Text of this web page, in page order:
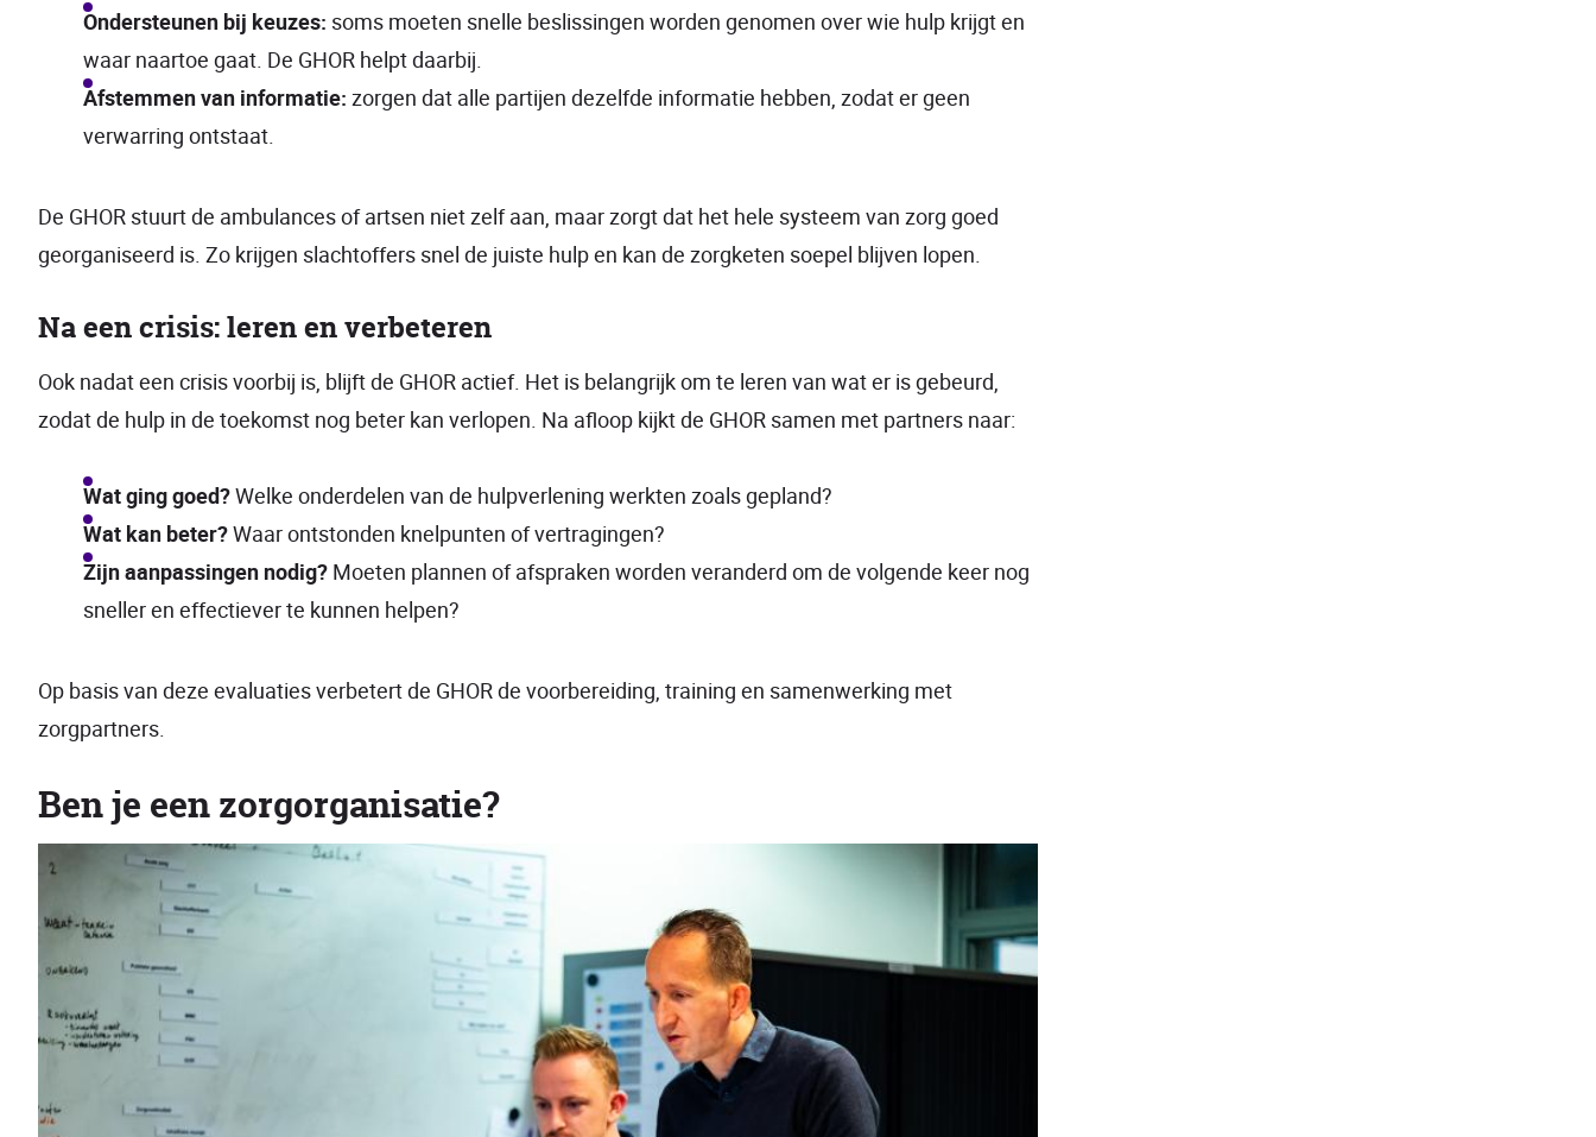
Ondersteunen bij keuzes: soms moeten snelle beslissingen worden genomen over wie hulp krijgt en
waar naartoe gaat. De GHOR helpt daarbij.
Afstemmen van informatie: zorgen dat alle partijen dezelfde informatie hebben, zodat er geen
verwarring ontstaat.
De GHOR stuurt de ambulances of artsen niet zelf aan, maar zorgt dat het hele systeem van zorg goed
georganiseerd is. Zo krijgen slachtoffers snel de juiste hulp en kan de zorgketen soepel blijven lopen.
Na een crisis: leren en verbeteren
Ook nadat een crisis voorbij is, blijft de GHOR actief. Het is belangrijk om te leren van wat er is gebeurd,
zodat de hulp in de toekomst nog beter kan verlopen. Na afloop kijkt de GHOR samen met partners naar:
Wat ging goed?Welke onderdelen van de hulpverlening werkten zoals gepland?
Wat kan beter?Waar ontstonden knelpunten of vertragingen?
Zijn aanpassingen nodig? Moeten plannen of afspraken worden veranderd om de volgende keer nog
sneller en effectiever te kunnen helpen?
Op basis van deze evaluaties verbetert de GHOR de voorbereiding, training en samenwerking met
zorgpartners.
Ben je een zorgorganisatie?